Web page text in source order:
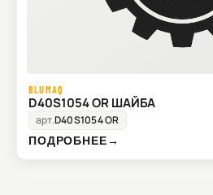
BLUMAQ
D40S1054 OR ШАЙБА
арт.D40S1054 OR
ПОДРОБНЕЕ→